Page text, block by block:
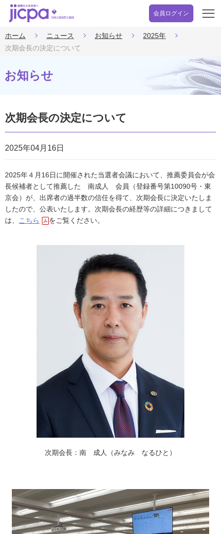
会員ログイン
開
ホーム ニュース お知らせ
2025年
次期会長の決定について
お知らせ
次期会長の決定について
2025年04月16日
2025年４月16日に開催された当選者会議において、推薦委員会が会
長候補者として推薦した 南成人 会員（登録番号第10090号・東
京会）が、出席者の過半数の信任を得て、次期会長に決定いたしま
したので、公表いたします。次期会長の経歴等の詳細につきまして
は、
こちら をご覧ください。
次期会長：南 成人（みなみ なるひと）